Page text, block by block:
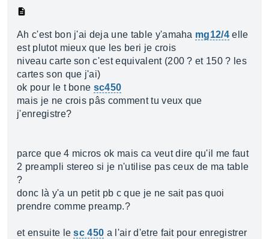
Ah c'est bon j'ai deja une table y'amaha mg12/4 elle
est plutot mieux que les beri je crois
niveau carte son c'est equivalent (200 ? et 150 ? les
cartes son que j'ai)
ok pour le t bone sc450
mais je ne crois pâs comment tu veux que
j'enregistre?
parce que 4 micros ok mais ca veut dire qu'il me faut
2 preampli stereo si je n'utilise pas ceux de ma table
?
donc là y'a un petit pb c que je ne sait pas quoi
prendre comme preamp.?
et ensuite lesc 450 a l'air d'etre fait pour enregistrer